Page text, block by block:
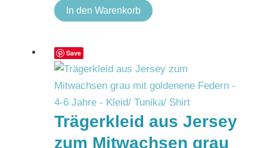
In den Warenkorb
Save
Trägerkleid aus Jersey
zum Mitwachsen grau